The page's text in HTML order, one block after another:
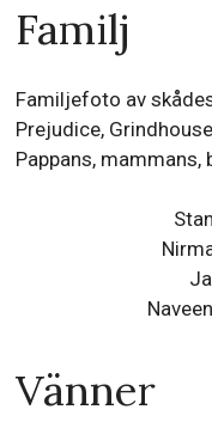
Familj
Familjefoto av
Prejudice,
Pappans, mammans,
Vänner